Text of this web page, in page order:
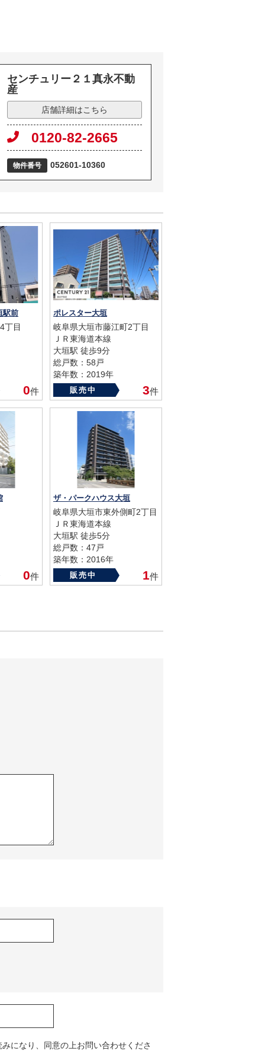
センチュリー２１真永不動
産
店舗詳細はこちら
0120-82-2665
物件番号 052601-10360
駅前
丁目
0件
ポレスター大垣
岐阜県大垣市藤江町2丁目
ＪＲ東海道本線
大垣駅 徒歩9分
総戸数：58戸
築年数：2019年
販売中 3件
0件
ザ・パークハウス大垣
岐阜県大垣市東外側町2丁目
ＪＲ東海道本線
大垣駅 徒歩5分
総戸数：47戸
築年数：2016年
販売中 1件
になり、同意の上お問い合わせくださ